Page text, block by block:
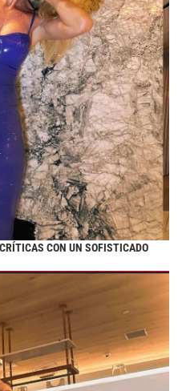
CON UN SOFISTICADO